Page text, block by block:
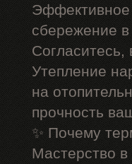
Эффективное
сбережение
Утепление
на
прочность
✨ Почему
Мастерство